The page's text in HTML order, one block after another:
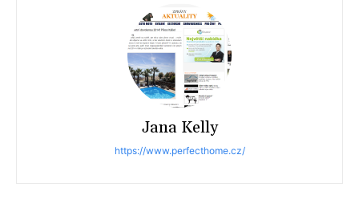
Jana Kelly
https://www.perfecthome.cz/